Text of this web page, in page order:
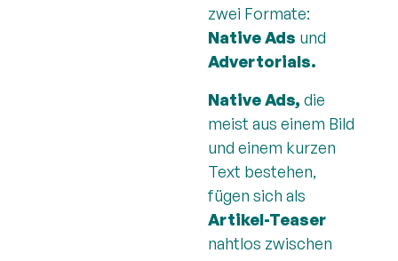
zwei Formate:
Native Ads und
Advertorials.
Native Ads, die
meist aus einem Bild
und einem kurzen
Text bestehen,
fügen sich als
Artikel-Teaser
nahtlos zwischen